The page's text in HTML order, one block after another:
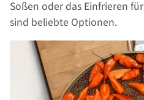
Soßen oder das Einfrieren
sind beliebte Optionen.